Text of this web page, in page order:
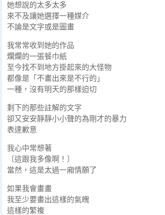
她想說的太多太多
來不及讓她選擇一種媒介
不論是文字或是圖畫
我常常收到她的作品
爛爛的一張餐巾紙
至今找不到地方掛起來的大怪物
都像是「不畫出來是不行的」
一種，沒有明天的那樣迫切
剩下的那些註解的文字
卻又安安靜靜小小聲的為剛才的暴力
表達歉意
我心中常想著
〔這跟我多像啊！〕
當然，這是太過一廂情願了
如果我會畫畫
我至少要畫出這樣的氣魄
這樣的繁複